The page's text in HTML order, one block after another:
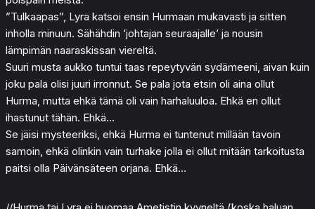
”Tulkaapas”, Lyra katsoi ensin Hurmaan mukavasti ja sitten
inholla minuun. Sähähdin ’johtajan seuraajalle’ ja nousin
lämpimän naaraskissan viereltä.
Suuri musta aukko tuntui taas repeytyvän sydämeeni, aivan kuin
joku pala olisi juuri irronnut. Se pala jota etsin oli aina ollut
Hurma, mutta ehkä tämä oli vain harhaluuloa. Ehkä en ollut
ihastunut tähän. Ehkä…
Se jäisi mysteeriksi, ehkä Hurma ei tuntenut millään tavoin
samoin, ehkä olinkin vain turhake jolla ei ollut mitään tarkoitusta
paitsi olla Päivänsäteen orjana. Ehkä…